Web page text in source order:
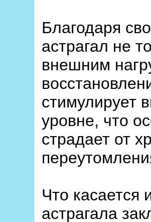
Благодаря
астрагал не
внешним
стимулирует
уровне, что
страдает от
Что касается
астрагала